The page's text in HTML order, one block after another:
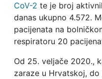
CoV-2 te je broj
danas ukupno 4.572.
pacijenata na
respiratoru 20
Od 25. veljače 2020.,
zaraze u Hrvatskoj,